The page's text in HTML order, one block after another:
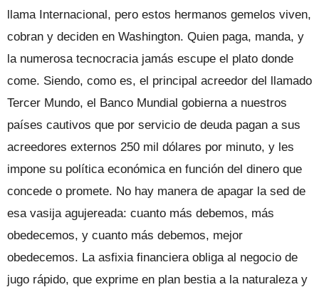
llama Internacional, pero estos hermanos gemelos viven,
cobran y deciden en Washington. Quien paga, manda, y
la numerosa tecnocracia jamás escupe el plato donde
come. Siendo, como es, el principal acreedor del llamado
Tercer Mundo, el Banco Mundial gobierna a nuestros
países cautivos que por servicio de deuda pagan a sus
acreedores externos 250 mil dólares por minuto, y les
impone su política económica en función del dinero que
concede o promete. No hay manera de apagar la sed de
esa vasija agujereada: cuanto más debemos, más
obedecemos, y cuanto más debemos, mejor
obedecemos. La asfixia financiera obliga al negocio de
jugo rápido, que exprime en plan bestia a la naturaleza y